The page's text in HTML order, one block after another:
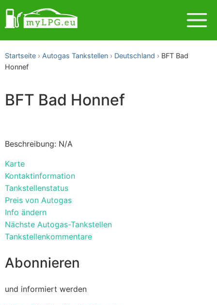
Startseite Autogas Tankstellen Deutschland
BFT Bad
Honnef
BFT Bad Honnef
Beschreibung: N/A
Karte
Kontaktinformation
Tankstellenstatus
Preis von Autogas
Info ändern
Nächste Autogas-Tankstellen
Tankstellenkommentare
Abonnieren
und informiert werden